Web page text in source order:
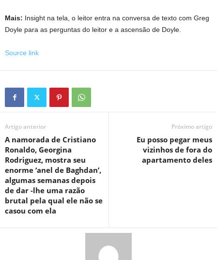
Mais: Insight na tela, o leitor entra na conversa de texto com Greg
Doyle para as perguntas do leitor e a ascensão de Doyle.
Source link
Artigo anterior
A namorada de Cristiano
Ronaldo, Georgina
Rodriguez, mostra seu
enorme ‘anel de Baghdan’,
algumas semanas depois
de dar -lhe uma razão
brutal pela qual ele não se
casou com ela
Próximo artigo
Eu posso pegar meus
vizinhos de fora do
apartamento deles